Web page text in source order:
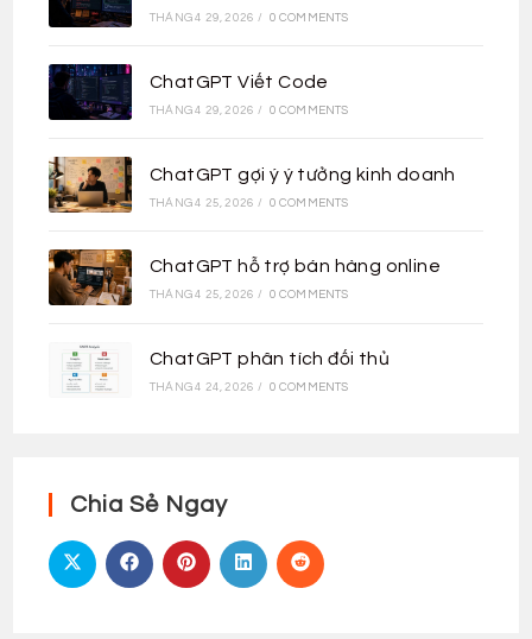
THÁNG 4 29, 2026 / 0 COMMENTS
ChatGPT Viết Code
THÁNG 4 29, 2026 / 0 COMMENTS
ChatGPT gợi ý ý tưởng kinh doanh
THÁNG 4 25, 2026 / 0 COMMENTS
ChatGPT hỗ trợ bán hàng online
THÁNG 4 25, 2026 / 0 COMMENTS
ChatGPT phân tích đối thủ
THÁNG 4 24, 2026 / 0 COMMENTS
Chia Sẻ Ngay